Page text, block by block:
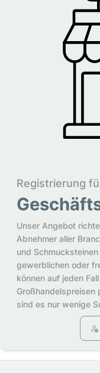
Registrierung
Unser Angebot
Abnehmer aller
und
gewerblichen oder
können auf jeden
Großhandelspreisen
sind es nur wenige